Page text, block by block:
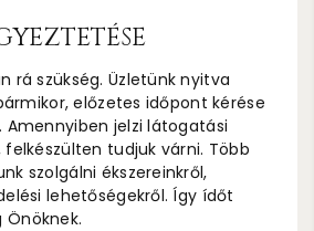
rá szükség. Üzletünk nyitva
előzetes időpont kérése
jelzi látogatási
tudjuk várni. Több
szolgálni ékszereinkről,
lehetőségekről. Így ídőt